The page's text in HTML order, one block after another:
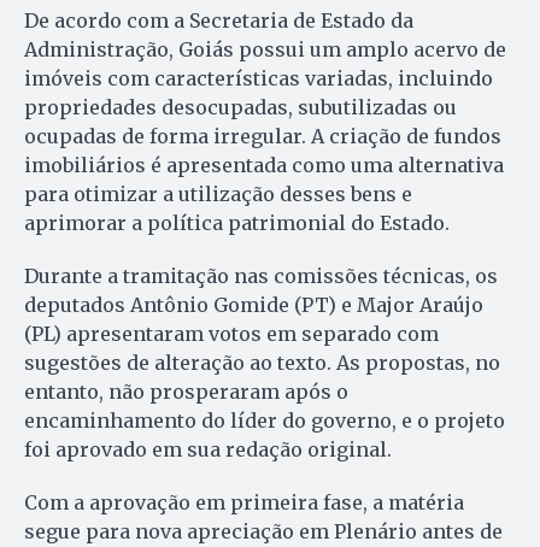
De acordo com a Secretaria de Estado da
Administração, Goiás possui um amplo acervo de
imóveis com características variadas, incluindo
propriedades desocupadas, subutilizadas ou
ocupadas de forma irregular. A criação de fundos
imobiliários é apresentada como uma alternativa
para otimizar a utilização desses bens e
aprimorar a política patrimonial do Estado.
Durante a tramitação nas comissões técnicas, os
deputados Antônio Gomide (PT) e Major Araújo
(PL) apresentaram votos em separado com
sugestões de alteração ao texto. As propostas, no
entanto, não prosperaram após o
encaminhamento do líder do governo, e o projeto
foi aprovado em sua redação original.
Com a aprovação em primeira fase, a matéria
segue para nova apreciação em Plenário antes de